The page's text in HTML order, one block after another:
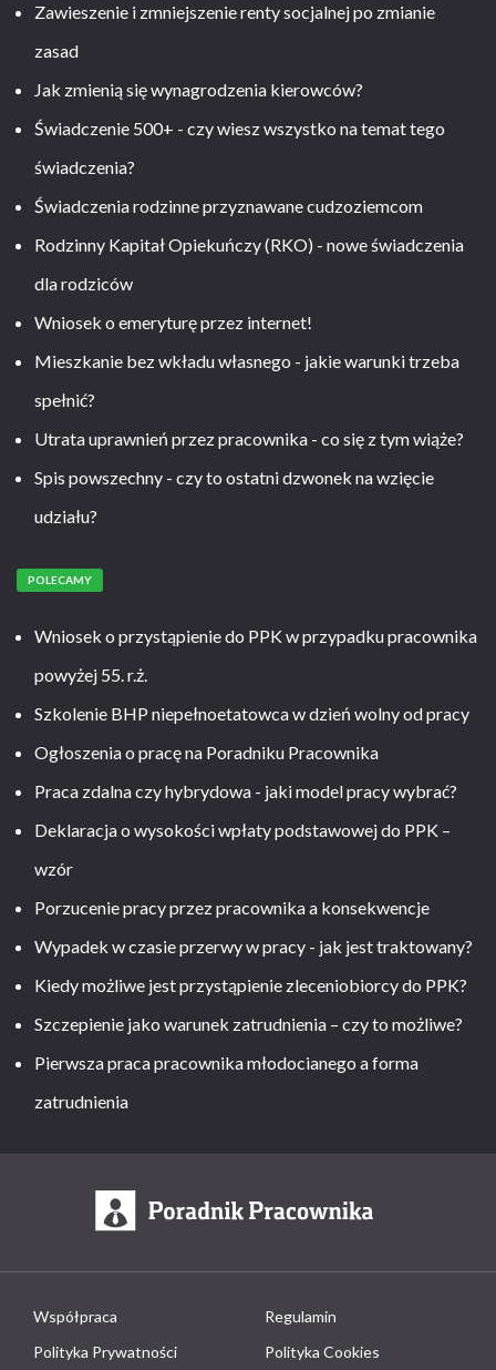
Zawieszenie i zmniejszenie renty socjalnej po zmianie
zasad
Jak zmienią się wynagrodzenia kierowców?
Świadczenie 500+ - czy wiesz wszystko na temat tego
świadczenia?
Świadczenia rodzinne przyznawane cudzoziemcom
Rodzinny Kapitał Opiekuńczy (RKO) - nowe świadczenia
dla rodziców
Wniosek o emeryturę przez internet!
Mieszkanie bez wkładu własnego - jakie warunki trzeba
spełnić?
Utrata uprawnień przez pracownika - co się z tym wiąże?
Spis powszechny - czy to ostatni dzwonek na wzięcie
udziału?
POLECAMY
Wniosek o przystąpienie do PPK w przypadku pracownika
powyżej 55. r.ż.
Szkolenie BHP niepełnoetatowca w dzień wolny od pracy
Ogłoszenia o pracę na Poradniku Pracownika
Praca zdalna czy hybrydowa - jaki model pracy wybrać?
Deklaracja o wysokości wpłaty podstawowej do PPK –
wzór
Porzucenie pracy przez pracownika a konsekwencje
Wypadek w czasie przerwy w pracy - jak jest traktowany?
Kiedy możliwe jest przystąpienie zleceniobiorcy do PPK?
Szczepienie jako warunek zatrudnienia – czy to możliwe?
Pierwsza praca pracownika młodocianego a forma
zatrudnienia
Współpraca
Regulamin
Polityka Prywatności
Polityka Cookies